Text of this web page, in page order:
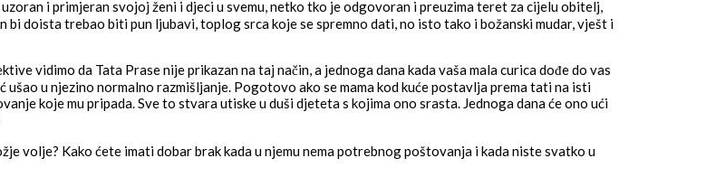
i primjeran svojoj ženi i djeci u svemu, netko tko je odgovoran i preuzima teret za cijelu obitelj,
doista trebao biti pun ljubavi, toplog srca koje se spremno dati, no isto tako i božanski mudar, vješt i
vidimo da Tata Prase nije prikazan na taj način, a jednoga dana kada vaša mala curica dođe do vas
u njezino normalno razmišljanje. Pogotovo ako se mama kod kuće postavlja prema tati na isti
koje mu pripada. Sve to stvara utiske u duši djeteta s kojima ono srasta. Jednoga dana će ono ući
volje? Kako ćete imati dobar brak kada u njemu nema potrebnog poštovanja i kada niste svatko u